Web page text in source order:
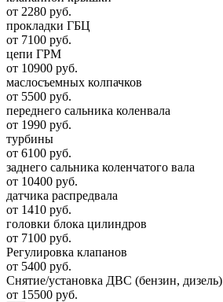
от 2280 руб.
прокладки ГБЦ
от 7100 руб.
цепи ГРМ
от 10900 руб.
маслосъемных колпачков
от 5500 руб.
переднего сальника коленвала
от 1990 руб.
турбины
от 6100 руб.
заднего сальника коленчатого вала
от 10400 руб.
датчика распредвала
от 1410 руб.
головки блока цилиндров
от 7100 руб.
Регулировка клапанов
от 5400 руб.
Снятие/установка ДВС (бензин, дизель)
от 15500 руб.